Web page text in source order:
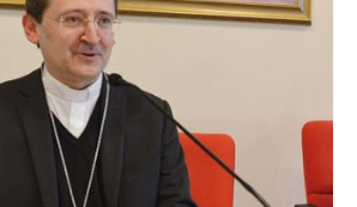
diocesano
dei vigili del fuoco per un
di sterpaglie a Caresanablot
anni fa l’ingresso a Vercelli
mons. Marco Arnolfo